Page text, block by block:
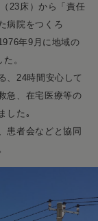
23床）から「責任
病院をつくろ
年9月に地域の
。
、24時間安心して
急、在宅医療等の
した｡
患者会などと協同